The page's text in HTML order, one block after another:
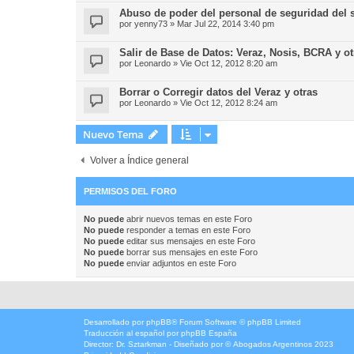
Abuso de poder del personal de seguridad del
por yenny73 » Mar Jul 22, 2014 3:40 pm
Salir de Base de Datos: Veraz, Nosis, BCRA y
por Leonardo » Vie Oct 12, 2012 8:20 am
Borrar o Corregir datos del Veraz y otras
por Leonardo » Vie Oct 12, 2012 8:24 am
Nuevo Tema
Volver a Índice general
PERMISOS DEL FORO
No puede abrir nuevos temas en este Foro
No puede responder a temas en este Foro
No puede editar sus mensajes en este Foro
No puede borrar sus mensajes en este Foro
No puede enviar adjuntos en este Foro
Desarrollado por phpBB® Forum Software © phpBB Limited
Traducción al español por phpBB España
Director: Dr. Sztarkman - Diseñado por ©Abogados Argentinos 2023